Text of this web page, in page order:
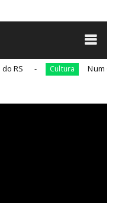
Cultura Num 03 de